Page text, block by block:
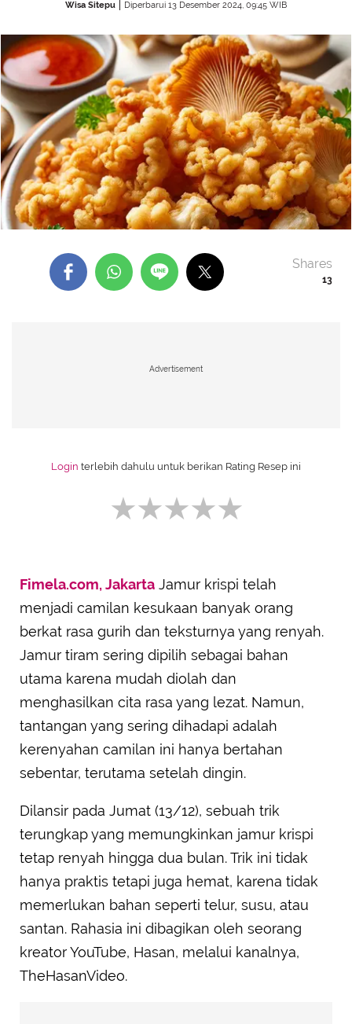
Wisa Sitepu Diperbarui 13 Desember 2024, 09:45 WIB
13
Shares
Advertisement
Login terlebih dahulu untuk berikan Rating Resep ini
SUBMIT REVIEW
Fimela.com, Jakarta Jamur krispi telah
menjadi camilan kesukaan banyak orang
berkat rasa gurih dan teksturnya yang renyah.
Jamur tiram sering dipilih sebagai bahan
utama karena mudah diolah dan
menghasilkan cita rasa yang lezat. Namun,
tantangan yang sering dihadapi adalah
kerenyahan camilan ini hanya bertahan
sebentar, terutama setelah dingin.
Dilansir pada Jumat (13/12), sebuah trik
terungkap yang memungkinkan jamur krispi
tetap renyah hingga dua bulan. Trik ini tidak
hanya praktis tetapi juga hemat, karena tidak
memerlukan bahan seperti telur, susu, atau
santan. Rahasia ini dibagikan oleh seorang
kreator YouTube, Hasan, melalui kanalnya,
TheHasanVideo.